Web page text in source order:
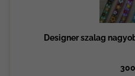
Designer szalag